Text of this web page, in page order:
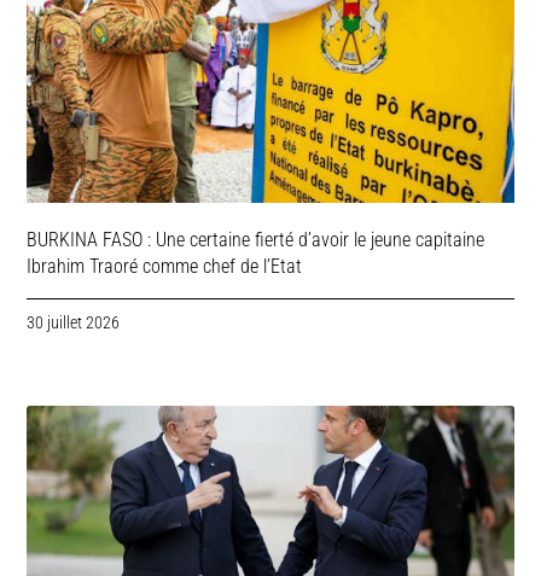
BURKINA FASO : Une certaine fierté d’avoir le jeune capitaine
Ibrahim Traoré comme chef de l’Etat
30 juillet 2026